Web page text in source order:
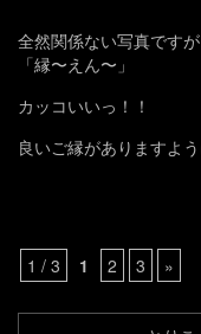
全然関係ない写真です
「縁〜えん〜」
カッコいいっ！！
良いご縁がありますよ
1 / 3 1 2 3 »